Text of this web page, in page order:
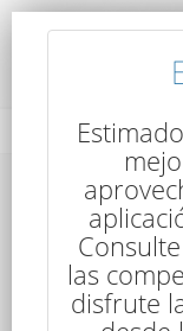
Detalles de
Detalles de la
las
disfrute